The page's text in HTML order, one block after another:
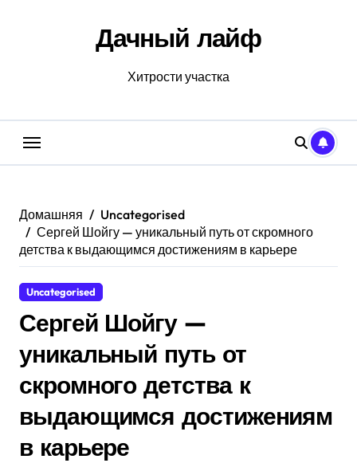
Дачный лайф
Хитрости участка
Домашняя
Uncategorised
Сергей Шойгу — уникальный путь от скромного
детства к выдающимся достижениям в карьере
Uncategorised
Сергей Шойгу —
уникальный путь от
скромного детства к
выдающимся достижениям
в карьере